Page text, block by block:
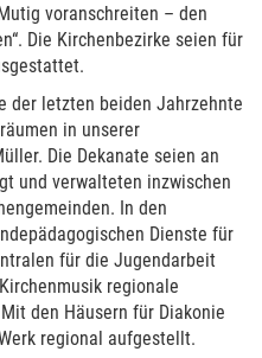
voranschreiten – den
Die Kirchenbezirke seien für
der letzten beiden Jahrzehnte
in unserer
Die Dekanate seien an
und verwalteten inzwischen
In den
Dienste für
für die Jugendarbeit
regionale
den Häusern für Diakonie
regional aufgestellt.